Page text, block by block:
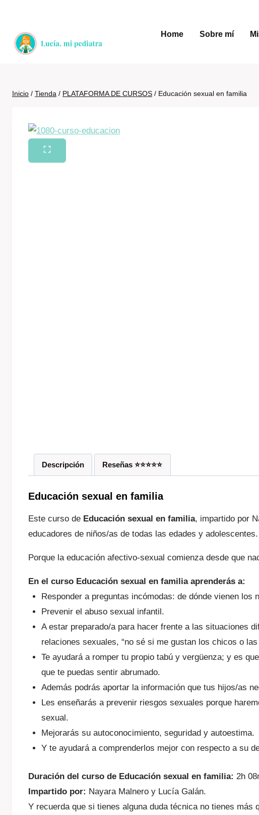
contenido
Home Sobre mí
Inicio / Tienda / PLATAFORMA DE CURSOS / Educación sexual en familia
Descripción Reseñas ⭐️⭐️⭐️⭐️⭐️
Educación sexual en familia
Este curso de Educación sexual en familia, impartido por
educadores de niños/as de todas las edades y adolescentes.
Porque la educación afectivo-sexual comienza desde que
En el curso Educación sexual en familia aprenderás a:
Responder a preguntas incómodas: de dónde vienen
Prevenir el abuso sexual infantil.
A estar preparado/a para hacer frente a las situaciones
relaciones sexuales, “no sé si me gustan los chicos o
Te ayudará a romper tu propio tabú y vergüenza; y es
que te puedas sentir abrumado.
Además podrás aportar la información que tus hijos/as
Les enseñarás a prevenir riesgos sexuales porque
sexual.
Mejorarás su autoconocimiento, seguridad y autoestima.
Y te ayudará a comprenderlos mejor con respecto a su
Duración del curso de Educación sexual en familia: 2h
Impartido por: Nayara Malnero y Lucía Galán.
Y recuerda que si tienes alguna duda técnica no tienes más